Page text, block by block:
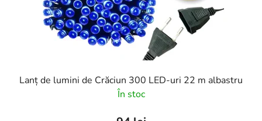
Lanț de lumini de Crăciun 300 LED-uri 22 m albastru
În stoc